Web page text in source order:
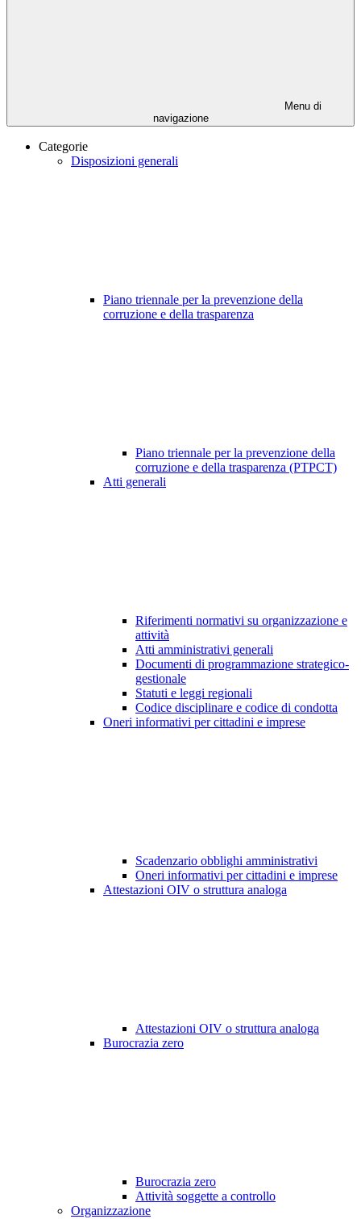
Menu di
navigazione
Categorie
Disposizioni generali
Piano triennale per la prevenzione della
corruzione e della trasparenza
Piano triennale per la prevenzione della
corruzione e della trasparenza (PTPCT)
Atti generali
Riferimenti normativi su organizzazione e
attività
Atti amministrativi generali
Documenti di programmazione strategico-
gestionale
Statuti e leggi regionali
Codice disciplinare e codice di condotta
Oneri informativi per cittadini e imprese
Scadenzario obblighi amministrativi
Oneri informativi per cittadini e imprese
Attestazioni OIV o struttura analoga
Attestazioni OIV o struttura analoga
Burocrazia zero
Burocrazia zero
Attività soggette a controllo
Organizzazione